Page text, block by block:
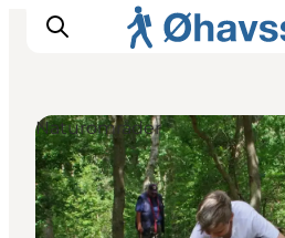
Inspiration
Vandreruter
Naturområder